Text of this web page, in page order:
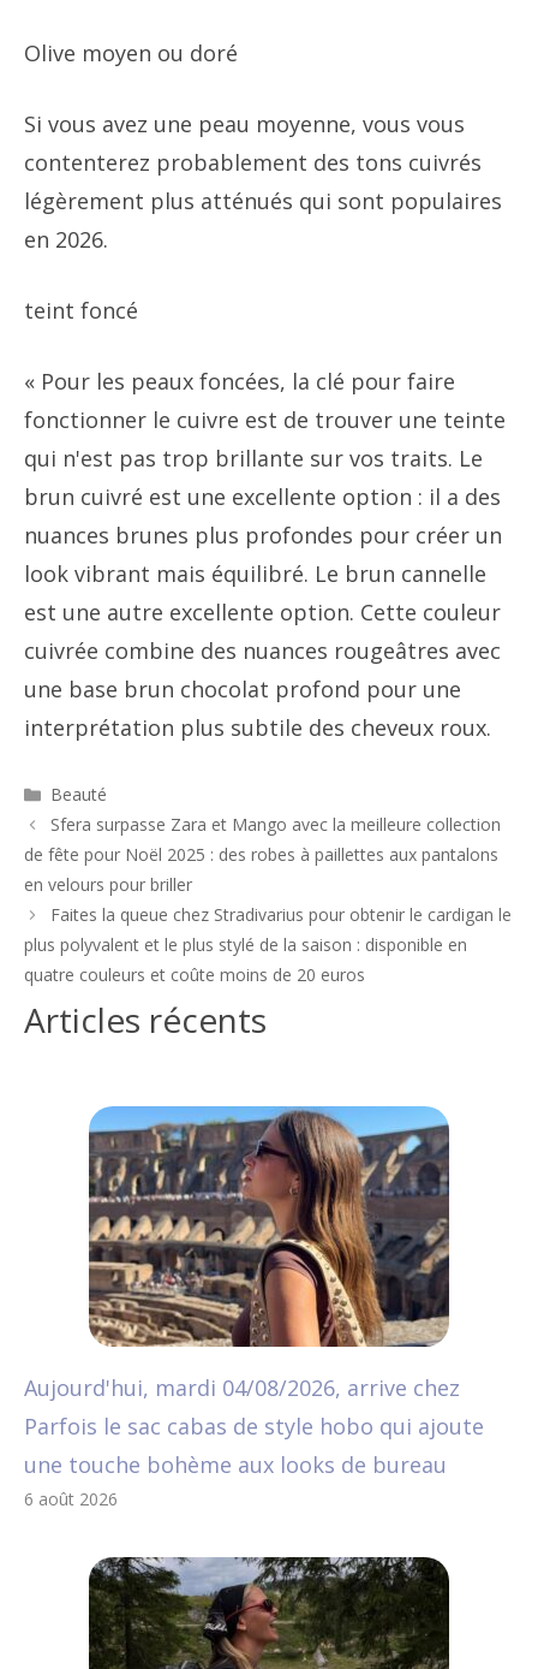
Olive moyen ou doré
Si vous avez une peau moyenne, vous vous
contenterez probablement des tons cuivrés
légèrement plus atténués qui sont populaires
en 2026.
teint foncé
« Pour les peaux foncées, la clé pour faire
fonctionner le cuivre est de trouver une teinte
qui n'est pas trop brillante sur vos traits. Le
brun cuivré est une excellente option : il a des
nuances brunes plus profondes pour créer un
look vibrant mais équilibré. Le brun cannelle
est une autre excellente option. Cette couleur
cuivrée combine des nuances rougeâtres avec
une base brun chocolat profond pour une
interprétation plus subtile des cheveux roux.
Catégories
Beauté
Navigation
des
Sfera surpasse Zara et Mango avec la meilleure collection
de fête pour Noël 2025 : des robes à paillettes aux pantalons
en velours pour briller
Faites la queue chez Stradivarius pour obtenir le cardigan le
plus polyvalent et le plus stylé de la saison : disponible en
quatre couleurs et coûte moins de 20 euros
Articles récents
Aujourd'hui, mardi 04/08/2026, arrive chez
Parfois le sac cabas de style hobo qui ajoute
une touche bohème aux looks de bureau
6 août 2026